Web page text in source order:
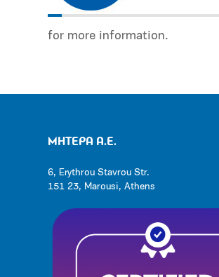
for more information.
ΜΗΤΕΡΑ Α.Ε.
6, Erythrou Stavrou Str.
151 23, Marousi, Athens